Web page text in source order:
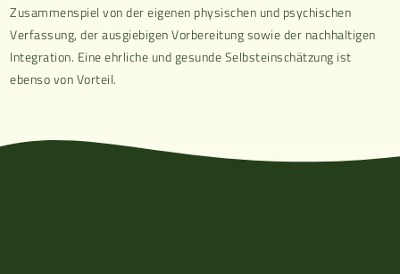
Zusammenspiel von der eigenen physischen und psychischen
Verfassung, der ausgiebigen Vorbereitung sowie der nachhaltigen
Integration. Eine ehrliche und gesunde Selbsteinschätzung ist
ebenso von Vorteil.